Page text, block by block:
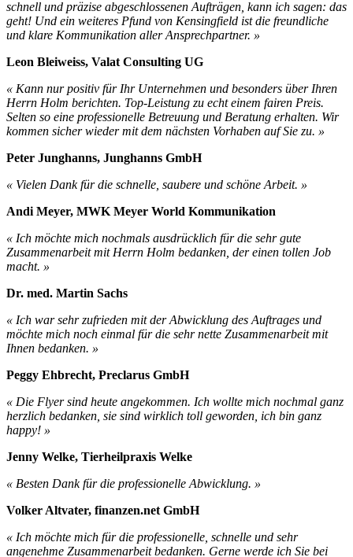
schnell und präzise abgeschlossenen Aufträgen, kann ich sagen: das
geht! Und ein weiteres Pfund von Kensingfield ist die freundliche
und klare Kommunikation aller Ansprechpartner. »
Leon Bleiweiss, Valat Consulting UG
« Kann nur positiv für Ihr Unternehmen und besonders über Ihren
Herrn Holm berichten. Top-Leistung zu echt einem fairen Preis.
Selten so eine professionelle Betreuung und Beratung erhalten. Wir
kommen sicher wieder mit dem nächsten Vorhaben auf Sie zu. »
Peter Junghanns, Junghanns GmbH
« Vielen Dank für die schnelle, saubere und schöne Arbeit. »
Andi Meyer, MWK Meyer World Kommunikation
« Ich möchte mich nochmals ausdrücklich für die sehr gute
Zusammenarbeit mit Herrn Holm bedanken, der einen tollen Job
macht. »
Dr. med. Martin Sachs
« Ich war sehr zufrieden mit der Abwicklung des Auftrages und
möchte mich noch einmal für die sehr nette Zusammenarbeit mit
Ihnen bedanken. »
Peggy Ehbrecht, Preclarus GmbH
« Die Flyer sind heute angekommen. Ich wollte mich nochmal ganz
herzlich bedanken, sie sind wirklich toll geworden, ich bin ganz
happy! »
Jenny Welke, Tierheilpraxis Welke
« Besten Dank für die professionelle Abwicklung. »
Volker Altvater, finanzen.net GmbH
« Ich möchte mich für die professionelle, schnelle und sehr
angenehme Zusammenarbeit bedanken. Gerne werde ich Sie bei